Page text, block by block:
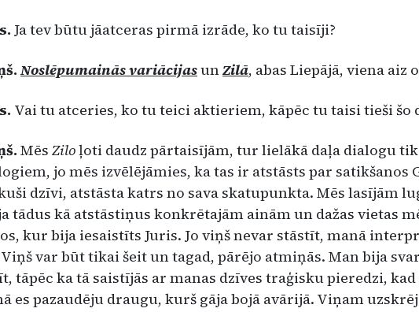
Ja tev būtu jāatceras pirmā izrāde, ko tu taisīji?
Noslēpumainās variācijasunZilā, abas Liepājā, viena aiz
Vai tu atceries, ko tu teici aktieriem, kāpēc tu taisi tieši šo
Mēs Ziloļoti daudz pārtaisījām, tur lielākā daļa dialogu
jo mēs izvēlējāmies, ka tas ir atstāsts par satikšanos
dzīvi, at­stāsta katrs no sava skatupunkta. Mēs lasījām
tādus kā atstāstiņus kon­krētajām ainām un dažas vietas
kur bija iesaistīts Juris. Jo viņš nevar stāstīt, manā
var būt tikai šeit un tagad, pārējo atmiņās. Man bija
tāpēc ka tā saistījās ar manas dzīves traģisku pieredzi,
es pazaudēju draugu, kurš gāja bojā avārijā. Viņam